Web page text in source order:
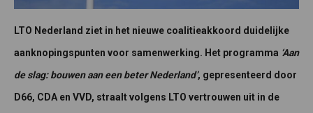
LTO Nederland ziet in het nieuwe coalitieakkoord duidelijke
aanknopingspunten voor samenwerking. Het programma ‘Aan
de slag: bouwen aan een beter Nederland’, gepresenteerd door
D66, CDA en VVD, straalt volgens LTO vertrouwen uit in de